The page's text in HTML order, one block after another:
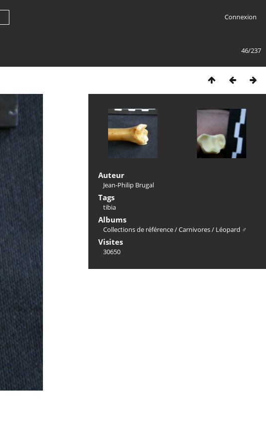
Connexion
46/237
Auteur
Jean-Philip Brugal
Tags
tibia
Albums
Collections de référence/Carnivores/ Léopard ♂
Visites
30650